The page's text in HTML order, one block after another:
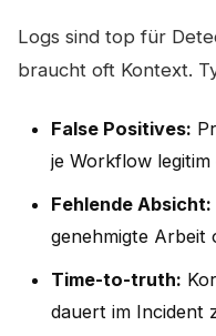
Logs sind top für
braucht oft Kontext.
False Positives:
je Workflow
Fehlende Absicht:
genehmigte Arbeit
Time-to-truth:
dauert im Incident